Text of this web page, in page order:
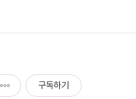
구독하기